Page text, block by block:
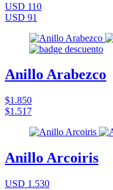
USD 110
USD 91
Anillo Arabezco
$1.850
$1.517
Anillo Arcoiris
USD 1.530